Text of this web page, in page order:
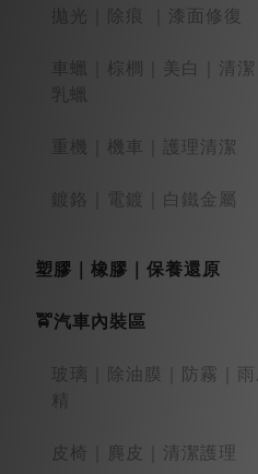
拋光｜除痕 ｜漆面修復
車蠟｜棕櫚｜美白｜清潔
乳蠟
重機｜機車｜護理清潔
鍍鉻｜電鍍｜白鐵金屬
塑膠｜橡膠｜保養還原
🚖汽車內裝區
玻璃｜除油膜｜防霧｜
精
皮椅｜麂皮｜清潔護理